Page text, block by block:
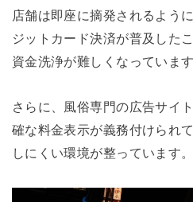
店舗は即座に摘発されるよう
ジットカード決済が普及した
資金洗浄が難しくなっています
さらに、風俗専門の広告サイ
確な料金表示が義務付けられ
しにくい環境が整っています。